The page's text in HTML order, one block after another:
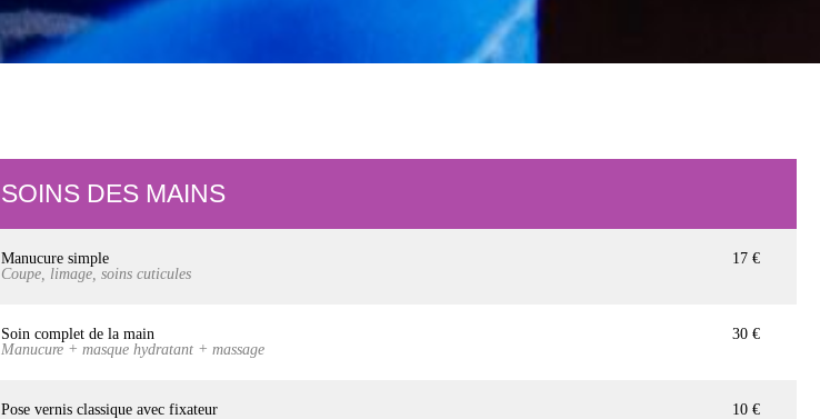
SOINS DES MAINS
Manucure simple
Coupe, limage, soins cuticules
17 €
Soin complet de la main
Manucure + masque hydratant + massage
30 €
Pose vernis classique avec fixateur 10 €